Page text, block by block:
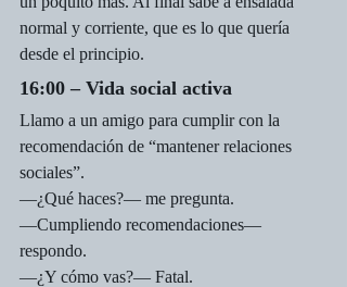
normal y corriente, que es lo que quería
desde el principio.
16:00 – Vida social activa
Llamo a un amigo para cumplir con la
recomendación de “mantener relaciones
sociales”.
—¿Qué haces?— me pregunta.
—Cumpliendo recomendaciones—
respondo.
—¿Y cómo vas?— Fatal.